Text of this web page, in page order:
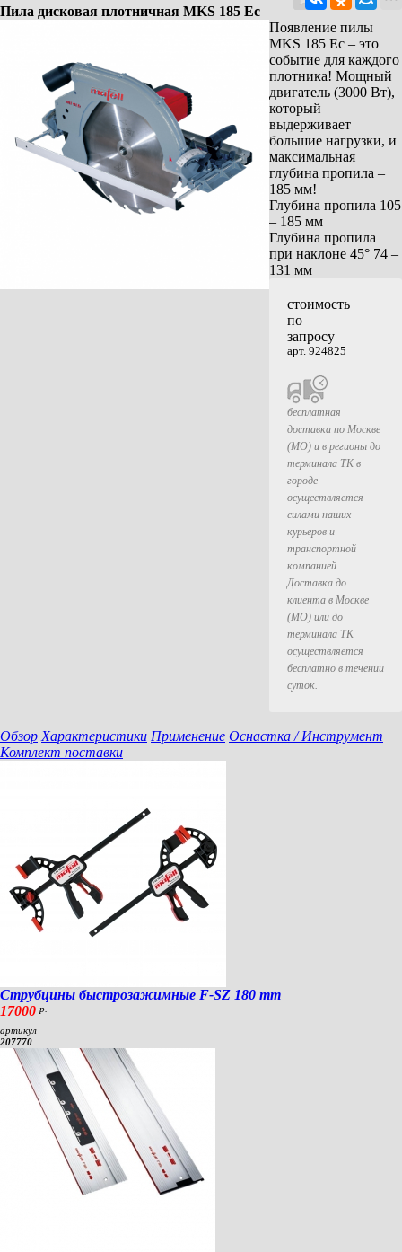
Пила дисковая плотничная MKS 185 Ec
Появление пилы
MKS 185 Ec – это
событие для каждого
плотника! Мощный
двигатель (3000 Вт),
который
выдерживает
большие нагрузки, и
максимальная
глубина пропила –
185 мм!
Глубина пропила 105
– 185 мм
Глубина пропила
при наклоне 45° 74 –
131 мм
стоимость
по
запросу
арт. 924825
бесплатная
доставка по Москве
(МО) и в регионы до
терминала ТК в
городе
осуществляется
силами наших
курьеров и
транспортной
компанией.
Доставка до
клиента в Москве
(МО) или до
терминала ТК
осуществляется
бесплатно в течении
суток.
Обзор Характеристики Применение Оснастка / Инструмент
Комплект поставки
Струбцины быстрозажимные F-SZ 180 mm
17000 р.
артикул
207770